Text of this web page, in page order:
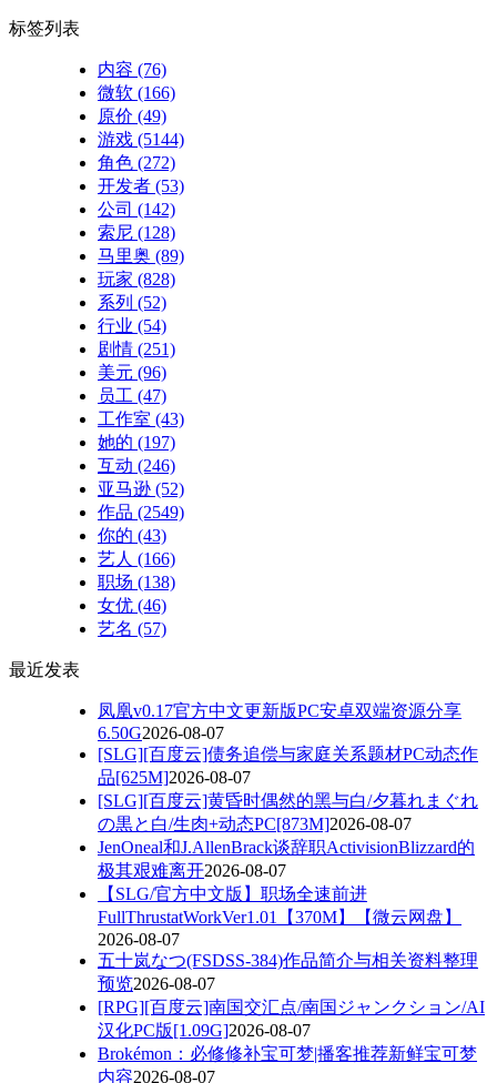
标签列表
内容 (76)
微软 (166)
原价 (49)
游戏 (5144)
角色 (272)
开发者 (53)
公司 (142)
索尼 (128)
马里奥 (89)
玩家 (828)
系列 (52)
行业 (54)
剧情 (251)
美元 (96)
员工 (47)
工作室 (43)
她的 (197)
互动 (246)
亚马逊 (52)
作品 (2549)
你的 (43)
艺人 (166)
职场 (138)
女优 (46)
艺名 (57)
最近发表
凤凰v0.17官方中文更新版PC安卓双端资源分享
6.50G2026-08-07
[SLG][百度云]债务追偿与家庭关系题材PC动态作
品[625M]2026-08-07
[SLG][百度云]黄昏时偶然的黑与白/夕暮れまぐれ
の黒と白/生肉+动态PC[873M]2026-08-07
JenOneal和J.AllenBrack谈辞职ActivisionBlizzard的
极其艰难离开2026-08-07
【SLG/官方中文版】职场全速前进
FullThrustatWorkVer1.01【370M】【微云网盘】
2026-08-07
五十岚なつ(FSDSS-384)作品简介与相关资料整理
预览2026-08-07
[RPG][百度云]南国交汇点/南国ジャンクション/AI
汉化PC版[1.09G]2026-08-07
Brokémon：必修修补宝可梦|播客推荐新鲜宝可梦
内容2026-08-07